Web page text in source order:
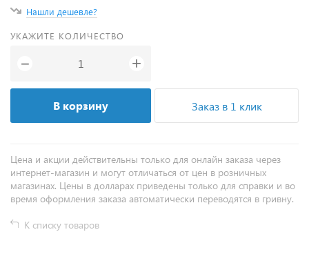
Нашли дешевле?
УКАЖИТЕ КОЛИЧЕСТВО
− +
В корзину Заказ в 1 клик
Цена и акции действительны только для онлайн заказа через
интернет-магазин и могут отличаться от цен в розничных
магазинах. Цены в долларах приведены только для справки и во
время оформления заказа автоматически переводятся в гривну.
К списку товаров